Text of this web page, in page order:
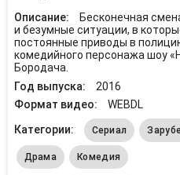
Описание:
Бесконечная
и безумные ситуации, в
постоянные приводы в
комедийного персонажа шоу
Бородача.
Год выпуска:
2016
Формат видео:
WEBDL
Категории:
Сериал
Драма Комедия